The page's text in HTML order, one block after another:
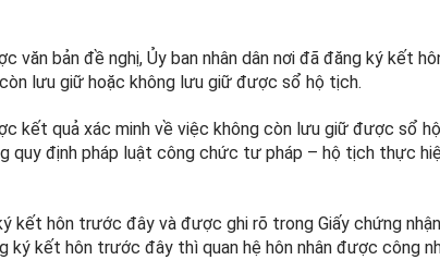
văn bản đề nghị, Ủy ban nhân dân nơi đã đăng ký kết
lưu giữ hoặc không lưu giữ được sổ hộ tịch.
kết quả xác minh về việc không còn lưu giữ được sổ
quy định pháp luật công chức tư pháp – hộ tịch thực
kết hôn trước đây và được ghi rõ trong Giấy chứng
ký kết hôn trước đây thì quan hệ hôn nhân được công